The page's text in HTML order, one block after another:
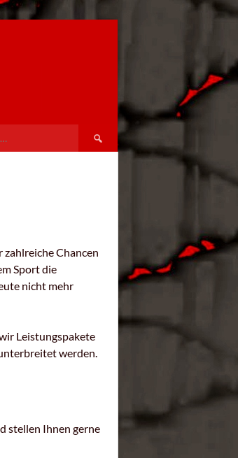
Suchen
nach:
Chancen
Sport die
nicht mehr
Leistungspakete
werden.
stellen Ihnen gerne